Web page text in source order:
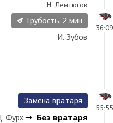
Н. Лемтюгов
36:09
Грубость, 2 мин
И. Зубов
55:55
Замена вратаря
Фурх
Без вратаря